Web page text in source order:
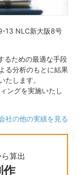
13 NLC新大阪8号
るための最適な手段
る分析のもとに結果
たします。
ングを実施いたし
社の他の実績を見る
算出
作